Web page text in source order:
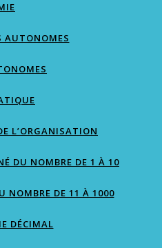
AUTONOMES
L’ORGANISATION
DU NOMBRE DE 1 À 10
NOMBRE DE 11 À 1000
DÉCIMAL